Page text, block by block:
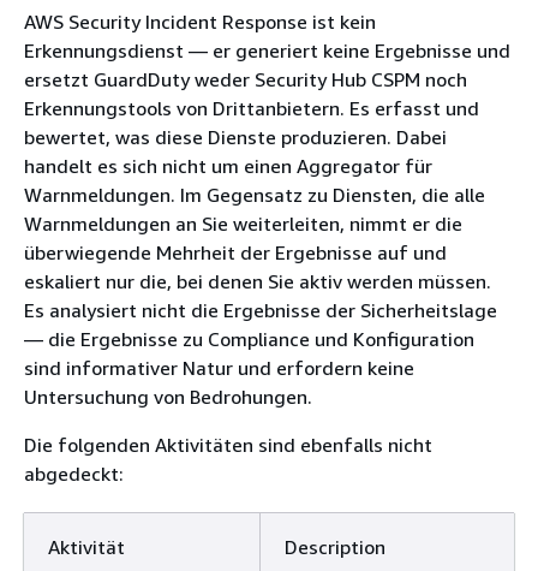
AWS Security Incident Response ist kein
Erkennungsdienst — er generiert keine Ergebnisse und
ersetzt GuardDuty weder Security Hub CSPM noch
Erkennungstools von Drittanbietern. Es erfasst und
bewertet, was diese Dienste produzieren. Dabei
handelt es sich nicht um einen Aggregator für
Warnmeldungen. Im Gegensatz zu Diensten, die alle
Warnmeldungen an Sie weiterleiten, nimmt er die
überwiegende Mehrheit der Ergebnisse auf und
eskaliert nur die, bei denen Sie aktiv werden müssen.
Es analysiert nicht die Ergebnisse der Sicherheitslage
— die Ergebnisse zu Compliance und Konfiguration
sind informativer Natur und erfordern keine
Untersuchung von Bedrohungen.
Die folgenden Aktivitäten sind ebenfalls nicht
abgedeckt:
Aktivität Description